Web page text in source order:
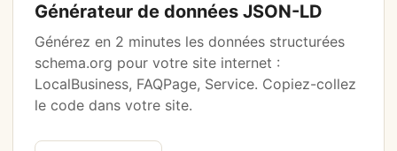
Générateur de données JSON-LD
Générez en 2 minutes les données structurées
schema.org pour votre site internet :
LocalBusiness, FAQPage, Service. Copiez-collez
le code dans votre site.